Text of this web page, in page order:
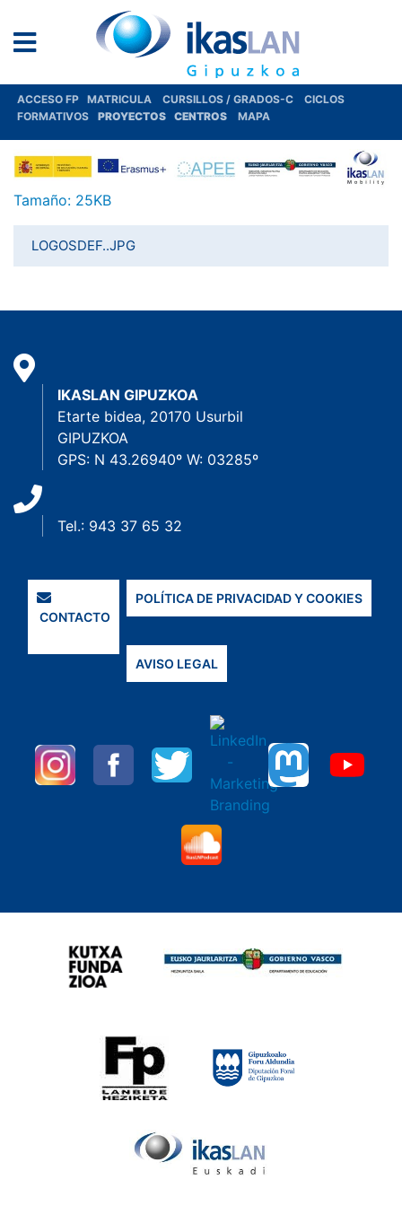
ACCESO FP MATRICULA CURSILLOS / GRADOS-C
CICLOS
FORMATIVOS
PROYECTOS CENTROS MAPA
Haga clic aquí para ver la imagen a tamaño completo…
Tamaño: 25KB
LOGOSDEF..JPG
IKASLAN GIPUZKOA
Etarte bidea, 20170 Usurbil
GIPUZKOA
GPS: N 43.26940º W: 03285º
Tel.: 943 37 65 32
CONTACTO
POLÍTICA DE PRIVACIDAD Y COOKIES
AVISO LEGAL